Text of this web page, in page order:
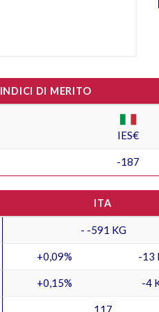
INDICI DI MERITO
IES€
-187
ITA
- -591 KG
+0,09% -13
+0,15% -4
117